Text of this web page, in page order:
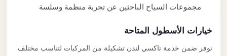
مجموعات السياح الباحثين عن تجربة منظمة وسلسة
خيارات الأسطول المتاحة
نوفر ضمن خدمة تاكسي لندن تشكيلة من المركبات لتناسب مختلف